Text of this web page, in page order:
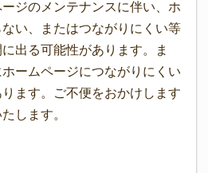
ジのメンテナンスに伴い、ホ
い、またはつながりにくい等
出る可能性があります。ま
ームページにつながりにくい
ます。ご不便をおかけします
します。